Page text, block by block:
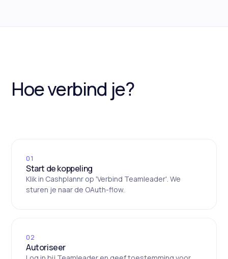
Hoe verbind je?
01
Start de koppeling
Klik in Cashplannr op 'Verbind Teamleader'. We
sturen je naar de OAuth-flow.
02
Autoriseer